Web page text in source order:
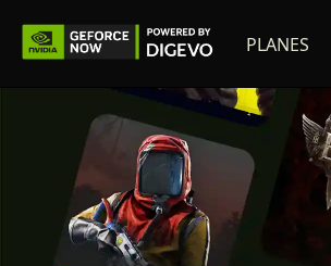
PLANES